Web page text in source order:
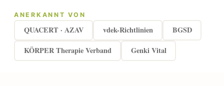
ANERKANNT VON
QUACERT · AZAV vdek-Richtlinien
BGSD
KÖRPER Therapie Verband
Genki Vital